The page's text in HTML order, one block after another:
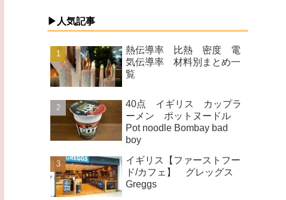
▶人気記事
熱伝導率 比熱 密度 電
気伝導率 材料別まとめ一
覧
40点 イギリス カップラ
ーメン ポットヌードル
Pot noodle Bombay bad
boy
イギリス【ファーストフー
ド/カフェ】 グレッグス
Greggs